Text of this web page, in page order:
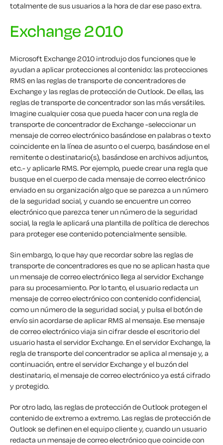
totalmente de sus usuarios a la hora de dar ese paso extra.
Exchange 2010
Microsoft Exchange 2010 introdujo dos funciones que le
ayudan a aplicar protecciones al contenido: las protecciones
RMS en las reglas de transporte de concentradores de
Exchange y las reglas de protección de Outlook. De ellas, las
reglas de transporte de concentrador son las más versátiles.
Imagine cualquier cosa que pueda hacer con una regla de
transporte de concentrador de Exchange -seleccionar un
mensaje de correo electrónico basándose en palabras o texto
coincidente en la línea de asunto o el cuerpo, basándose en el
remitente o destinatario(s), basándose en archivos adjuntos,
etc.- y aplicarle RMS. Por ejemplo, puede crear una regla que
busque en el cuerpo de cada mensaje de correo electrónico
enviado en su organización algo que se parezca a un número
de la seguridad social, y cuando se encuentre un correo
electrónico que parezca tener un número de la seguridad
social, la regla le aplicará una plantilla de política de derechos
para proteger ese contenido potencialmente sensible.
Sin embargo, lo que hay que recordar sobre las reglas de
transporte de concentradores es que no se aplican hasta que
un mensaje de correo electrónico llega al servidor Exchange
para su procesamiento. Por lo tanto, el usuario redacta un
mensaje de correo electrónico con contenido confidencial,
como un número de la seguridad social, y pulsa el botón de
envío sin acordarse de aplicar RMS al mensaje. Ese mensaje
de correo electrónico viaja sin cifrar desde el escritorio del
usuario hasta el servidor Exchange. En el servidor Exchange, la
regla de transporte del concentrador se aplica al mensaje y, a
continuación, entre el servidor Exchange y el buzón del
destinatario, el mensaje de correo electrónico ya está cifrado
y protegido.
Por otro lado, las reglas de protección de Outlook protegen el
contenido de extremo a extremo. Las reglas de protección de
Outlook se definen en el equipo cliente y, cuando un usuario
redacta un mensaje de correo electrónico que coincide con